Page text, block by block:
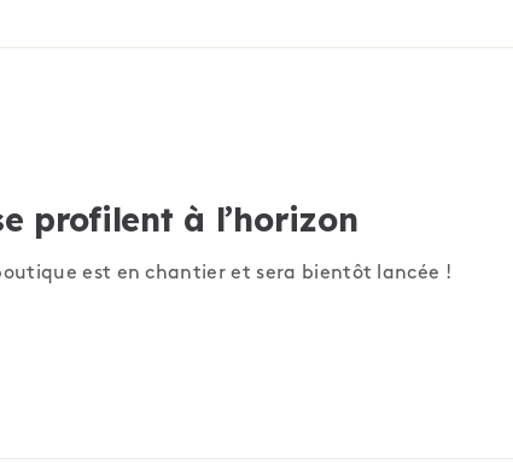
profilent à l’horizon
est en chantier et sera bientôt lancée !